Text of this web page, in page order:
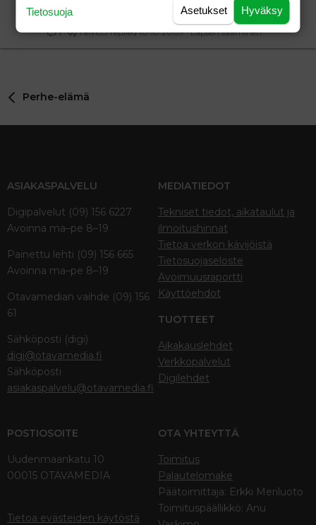
KERHOT-LISTA(Päivitetty 10.10.2009)
Talvicci
1
Lapsen saaminen
10.10.2009
Talvicci
Perhe-elämä
ASIAKASPALVELU
Digipalvelut (09) 156 6227
Avoinna ma–pe 8–19
Painettu lehti (09) 156 665
Avoinna ma–pe 8–19
Otavamedian vaihde (09) 156
61
Sähköposti (digi)
digi@otavamedia.fi
Sähköposti
asiakaspalvelu@otavamedia.fi
MEDIATIEDOT
Tekniset tiedot, aikataulut ja
ilmoitushinnat
Tietoa verkon kävijöistä
Tietosuojaseloste
Avoimuusraportti
Käyttöehdot
TUOTTEET
Aikakauslehdet
Verkkopalvelut
Digilehdet
POSTIOSOITE
Uudenmaankatu 10
00015 OTAVAMEDIA
Tietoa evästeiden käytöstä
OTA YHTEYTTÄ
Toimitus
Palautelomake
Päätoimittaja: Erkki Meriluoto
Toimituspäällikkö: Anu
Hyväksy
Asetukset
Tietosuoja